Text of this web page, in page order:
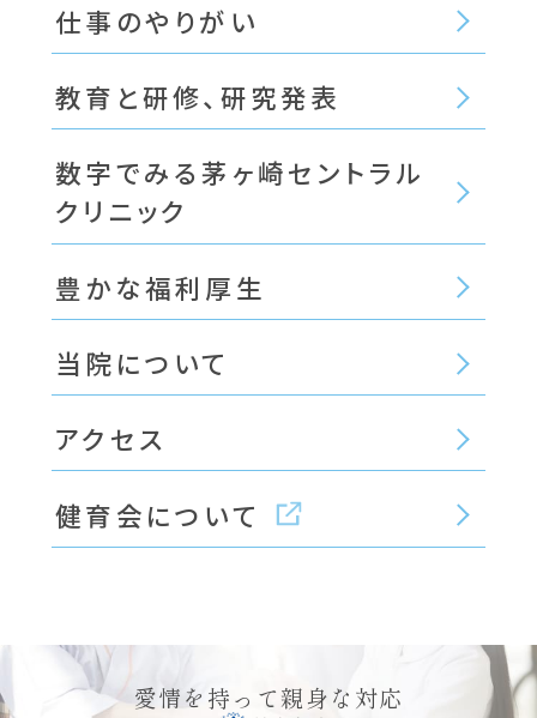
仕事のやりがい
教育と研修、研究発表
数字でみる茅ヶ崎セントラル
クリニック
豊かな福利厚生
当院について
アクセス
健育会について
愛情を持って親身な対応